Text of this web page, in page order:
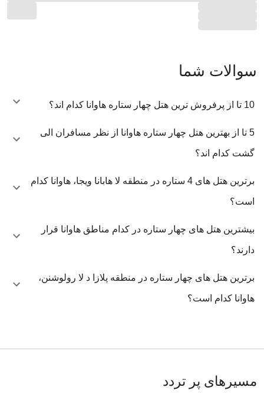
سوالات شما
10 تا از پرفروش ترین هتل چهار ستاره هاوانا کدام اند؟
5 تا از بهترین هتل چهار ستاره هاوانا از نظر مسافران الی
گشت کدام اند؟
برترین هتل های 4 ستاره در منطقه لا هابانا ویجا، هاوانا کدام
است؟
بیشترین هتل های چهار ستاره در کدام مناطق هاوانا قرار
دارند؟
برترین هتل های چهار ستاره در منطقه پلازا د لا رولوشنن،
هاوانا کدام است؟
مسیرهای پر تردد